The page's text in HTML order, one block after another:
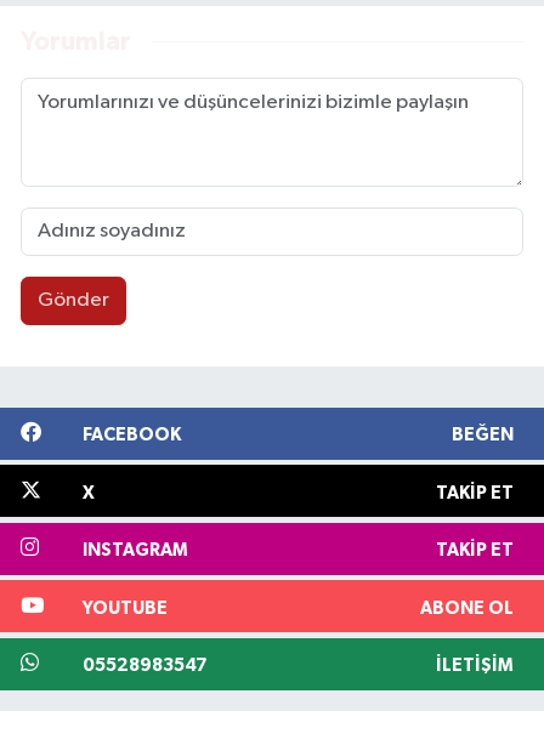
Gönder
FACEBOOK BEĞEN
X TAKIP ET
INSTAGRAM TAKIP ET
YOUTUBE ABONE OL
05528983547 İLETIŞIM